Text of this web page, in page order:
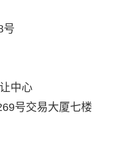
号
中心
号交易大厦七楼